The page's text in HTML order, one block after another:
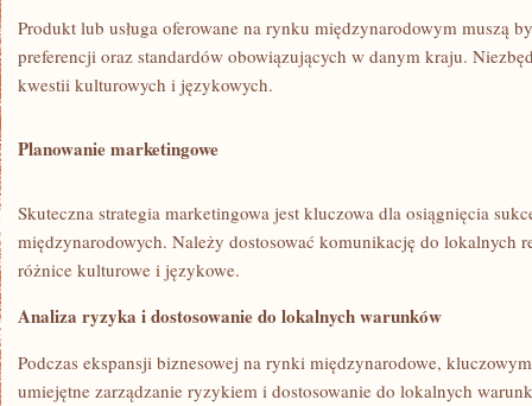
Produkt ⁣lub usługa oferowane na rynku⁤ międzynarodowym muszą
preferencji oraz standardów obowiązujących w danym kraju.
kwestii kulturowych i językowych.
Planowanie marketingowe
Skuteczna strategia‌ marketingowa ‌jest kluczowa dla osiągnięcia
międzynarodowych. Należy dostosować komunikację do lokalnych
różnice kulturowe i‌ językowe.
Analiza ryzyka i‍ dostosowanie⁣ do lokalnych warunków
Podczas ekspansji biznesowej⁢ na rynki międzynarodowe,
umiejętne zarządzanie ⁣ryzykiem i dostosowanie do lokalnych